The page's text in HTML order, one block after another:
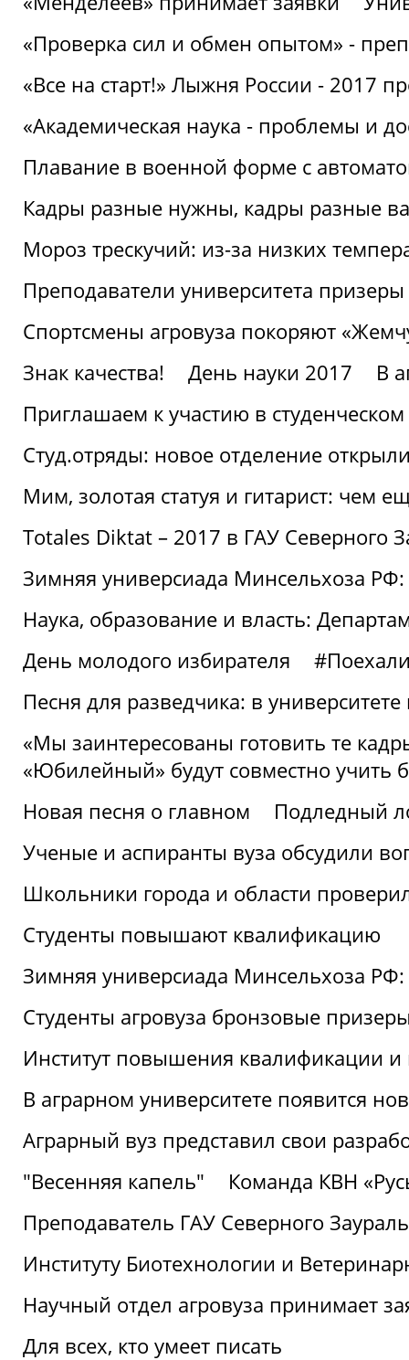
«Проверка сил и обмен опытом» -
«Все на старт!» Лыжня России - 2017
«Академическая наука - проблемы и
Плавание в военной форме с
Кадры разные нужны, кадры разные
Мороз трескучий: из-за низких
Преподаватели университета
Спортсмены агровуза покоряют
Знак качества!
День науки 2017
В
Приглашаем к участию в
Студ.отряды: новое отделение
Мим, золотая статуя и гитарист: чем
Totales Diktat – 2017 в ГАУ Северного
Зимняя универсиада Минсельхоза
Наука, образование и власть:
День молодого избирателя
Песня для разведчика: в
«Мы заинтересованы готовить те
«Юбилейный» будут совместно учить
Новая песня о главном
Подледный
Ученые и аспиранты вуза обсудили
Школьники города и области
Студенты повышают квалификацию
Зимняя универсиада Минсельхоза
Студенты агровуза бронзовые
Институт повышения квалификации и
В аграрном университете появится
Аграрный вуз представил свои
"Весенняя капель"
Команда КВН
Преподаватель ГАУ Северного
Институту Биотехнологии и
Научный отдел агровуза принимает
Для всех, кто умеет писать